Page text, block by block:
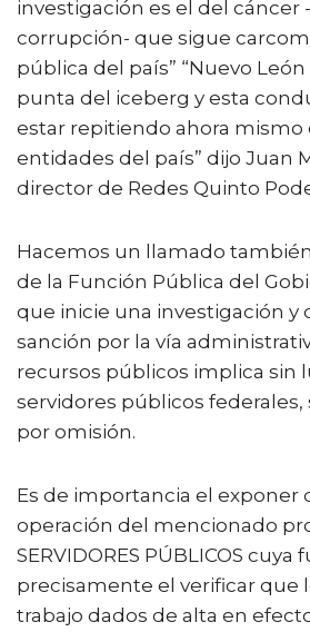
investigación es el del cáncer
corrupción- que sigue
pública del país” “Nuevo
punta del iceberg y esta
estar repitiendo ahora mismo
entidades del país” dijo Juan
director de Redes Quinto
Hacemos un llamado
de la Función Pública del
que inicie una investigación y
sanción por la vía
recursos públicos implica sin
servidores públicos federales,
por omisión.
Es de importancia el exponer
operación del mencionado
SERVIDORES PÚBLICOS cuya
precisamente el verificar que
trabajo dados de alta en